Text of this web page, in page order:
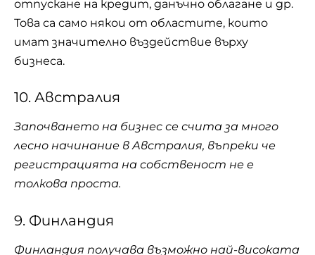
отпускане на кредит, данъчно облагане и др.
Това са само някои от областите, които
имат значително въздействие върху
бизнеса.
10. Австралия
Започването на бизнес се счита за много
лесно начинание в Австралия, въпреки че
регистрацията на собственост не е
толкова проста.
9. Финландия
Финландия получава възможно най-високата